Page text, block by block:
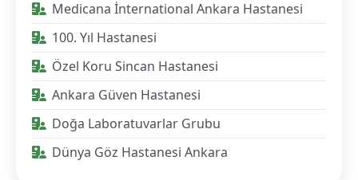
Medicana İnternational Ankara Hastanesi
100. Yıl Hastanesi
Özel Koru Sincan Hastanesi
Ankara Güven Hastanesi
Doğa Laboratuvarlar Grubu
Dünya Göz Hastanesi Ankara